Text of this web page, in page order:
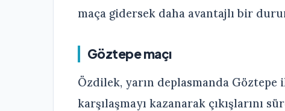
maça gidersek daha avantajlı bir
Göztepe maçı
Özdilek, yarın deplasmanda
karşılaşmayı kazanarak